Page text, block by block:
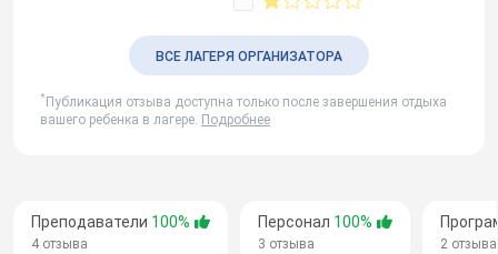
Преподаватели 100%
4 отзыва
Персонал 100%
3 отзыва 2 отзыва
ВСЕ ЛАГЕРЯ ОРГАНИЗАТОРА
* Публикация отзыва доступна только после завершения отдыха
вашего ребенка в лагере. Подробнее